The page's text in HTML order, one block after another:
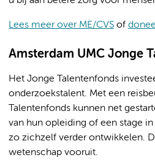
Lees meer over ME/CVS of
Amsterdam UMC Jonge
Het Jonge Talentenfonds
onderzoekstalent. Met een
Talentenfonds kunnen net
van hun opleiding of een stage
zo zichzelf verder ontwikkelen.
wetenschap vooruit.